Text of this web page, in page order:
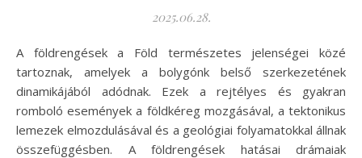
2025.06.28.
A földrengések a Föld természetes jelenségei közé
tartoznak, amelyek a bolygónk belső szerkezetének
dinamikájából adódnak. Ezek a rejtélyes és gyakran
romboló események a földkéreg mozgásával, a tektonikus
lemezek elmozdulásával és a geológiai folyamatokkal állnak
összefüggésben. A földrengések hatásai drámaiak